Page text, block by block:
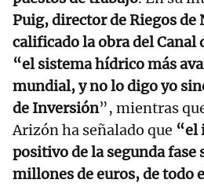
Puig, director de Riegos de
calificado la obra del Canal
“el sistema hídrico más
mundial, y no lo digo yo
de Inversión”, mientras
Arizón ha señalado que “el
positivo de la segunda fase
millones de euros, de todo